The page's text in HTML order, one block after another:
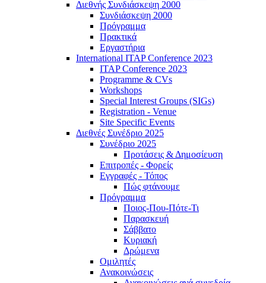
Διεθνής Συνδιάσκεψη 2000
Συνδιάσκεψη 2000
Πρόγραμμα
Πρακτικά
Εργαστήρια
International ITAP Conference 2023
ITAP Conference 2023
Programme & CVs
Workshops
Special Interest Groups (SIGs)
Registration - Venue
Site Specific Events
Διεθνές Συνέδριο 2025
Συνέδριο 2025
Προτάσεις & Δημοσίευση
Επιτροπές - Φορείς
Εγγραφές - Τόπος
Πώς φτάνουμε
Πρόγραμμα
Ποιος-Που-Πότε-Τι
Παρασκευή
Σάββατο
Κυριακή
Δρώμενα
Ομιλητές
Ανακοινώσεις